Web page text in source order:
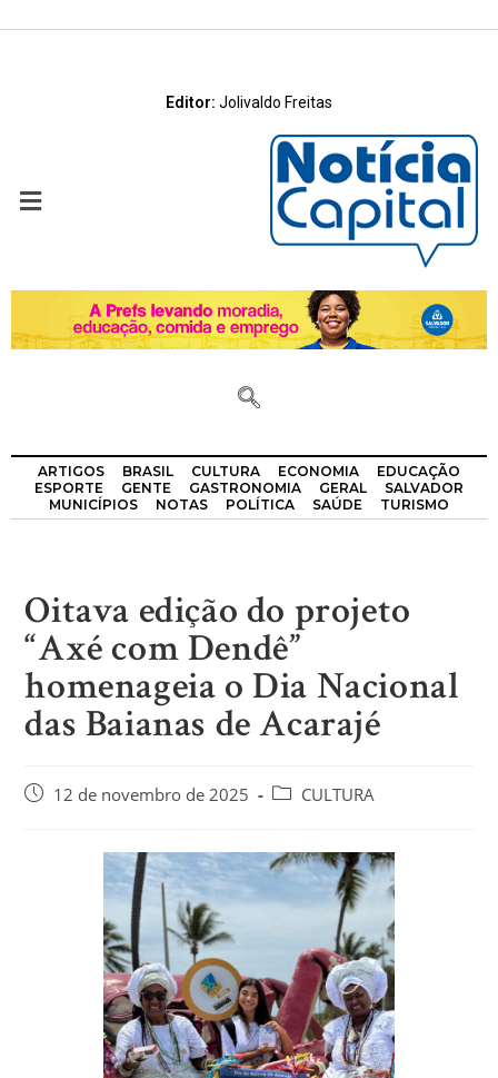
Editor: Jolivaldo Freitas
ARTIGOS BRASIL CULTURA ECONOMIA
EDUCAÇÃO
ESPORTE
GENTE GASTRONOMIA GERAL
SALVADOR
MUNICÍPIOS
NOTAS POLÍTICA SAÚDE TURISMO
Oitava edição do projeto
“Axé com Dendê”
homenageia o Dia Nacional
das Baianas de Acarajé
12 de novembro de 2025 CULTURA